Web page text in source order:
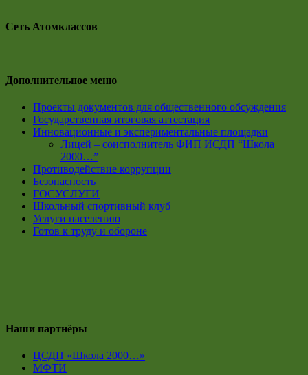
Сеть Атомклассов
Дополнительное меню
Проекты документов для общественного обсуждения
Государственная итоговая аттестация
Инновационные и экспериментальные площадки
Лицей – соисполнитель ФИП ИСДП “Школа
2000…”
Противодействие коррупции
Безопасность
ГОСУСЛУГИ
Школьный спортивный клуб
Услуги населению
Готов к труду и обороне
Наши партнёры
ЦСДП «Школа 2000…»
МФТИ